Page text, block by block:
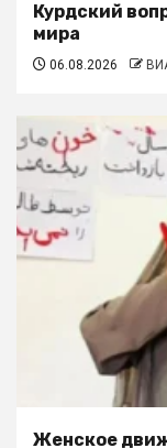
Курдский
мира
06.08.2026
Женское